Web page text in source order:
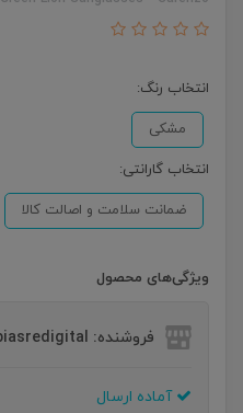
انتخاب رنگ:
مشکی
انتخاب گارانتی:
ضمانت سلامت و اصالت کالا
ویژگی‌های محصول
فروشنده: Janebiasredigital
آماده ارسال